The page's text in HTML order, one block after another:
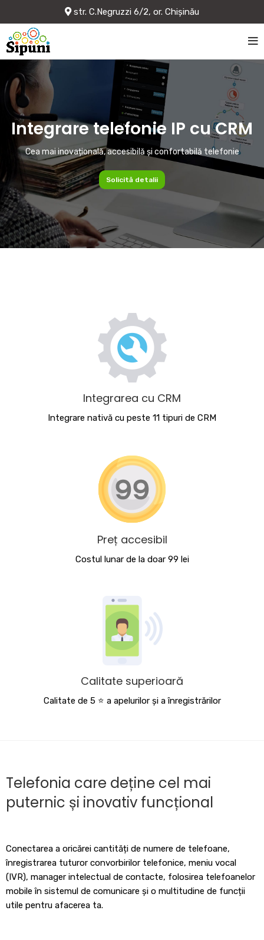
str. C.Negruzzi 6/2, or. Chișinău
Integrare telefonie IP cu CRM
Cea mai inovațională, accesibilă și confortabilă telefonie
Solicită detalii
Integrarea cu CRM
Integrare nativă cu peste 11 tipuri de CRM
Preț accesibil
Costul lunar de la doar 99 lei
Calitate superioară
Calitate de 5 ⭐️ a apelurilor și a înregistrărilor
Telefonia care deține cel mai
puternic și inovativ funcțional
Conectarea a oricărei cantități de numere de telefoane,
înregistrarea tuturor convorbirilor telefonice, meniu vocal
(IVR), manager intelectual de contacte, folosirea telefoanelor
mobile în sistemul de comunicare și o multitudine de funcții
utile pentru afacerea ta.